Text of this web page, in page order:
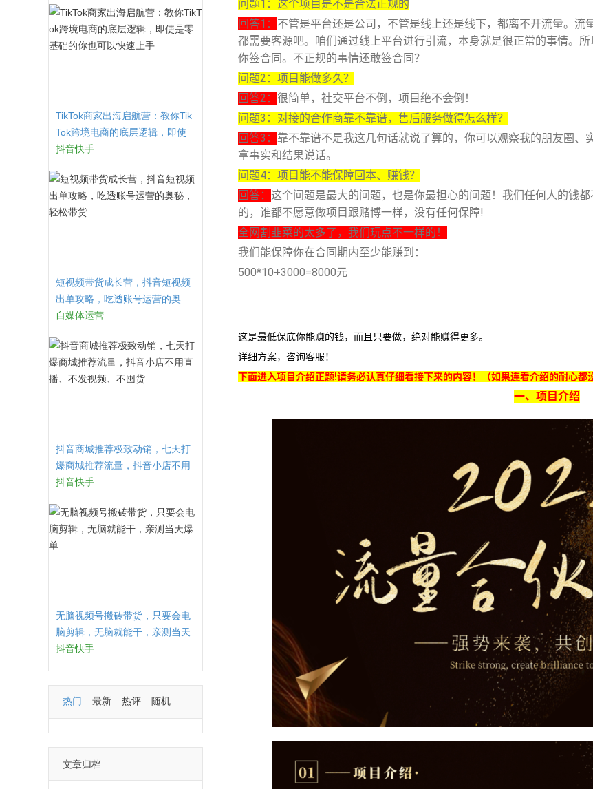
TikTok商家出海启航营：教你Tik
Tok跨境电商的底层逻辑，即使
是零基础的你也可以快速上手
抖音快手
短视频带货成长营，​抖音短视频
出单攻略，吃透账号运营的奥
秘，轻松带货
自媒体运营
抖音商城推荐极致动销，七天打
爆商城推荐流量，抖音小店不用
直播、不发视频、不囤货
抖音快手
无脑视频号搬砖带货，只要会电
脑剪辑，无脑就能干，亲测当天
爆单
抖音快手
热门 最新 热评 随机
文章归档
问题1：这个项目是不是合法正规的
回答1： 不管是平台还是公司，不管是线上还是线下，都离不开流量。流
都需要客源吧。咱们通过线上平台进行引流，本身就是很正常的事情。
你签合同。不正规的事情还敢签合同？
问题2：项目能做多久？
回答2： 很简单，社交平台不倒，项目绝不会倒！
问题3：对接的合作商靠不靠谱，售后服务做得怎么样？
回答3： 靠不靠谱不是我这几句话就说了算的，你可以观察我的朋友圈
拿事实和结果说话。
问题4：项目能不能保障回本、赚钱？
回答： 这个问题是最大的问题，也是你最担心的问题！我们任何人的钱
的，谁都不愿意做项目跟赌博一样，没有任何保障!
全网割韭菜的太多了，我们玩点不一样的！
我们能保障你在合同期内至少能赚到：
500*10+3000=8000元
这是最低保底你能赚的钱，而且只要做，绝对能赚得更多。
详细方案，咨询客服！
下面进入项目介绍正题!请务必认真仔细看接下来的内容！（如果连看介绍的耐心都
一、项目介绍